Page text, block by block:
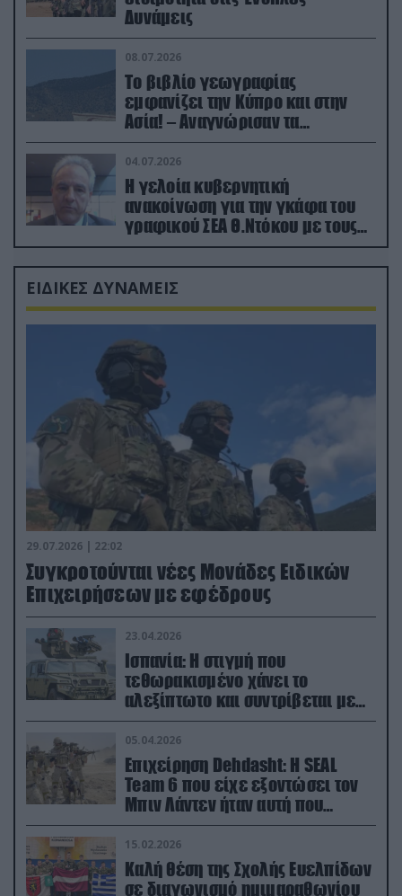
Δυνάμεις
08.07.2026
Το βιβλίο γεωγραφίας
εμφανίζει την Κύπρο και στην
Ασία! – Αναγνώρισαν τα
κατεχόμενα; (φωτο)
04.07.2026
Η γελοία κυβερνητική
ανακοίνωση για την γκάφα του
γραφικού ΣΕΑ Θ.Ντόκου με τους
Ρώσους φαρσέρ
ΕΙΔΙΚΕΣ ΔΥΝΑΜΕΙΣ
29.07.2026 | 22:02
Συγκροτούνται νέες Μονάδες Ειδικών
Επιχειρήσεων με εφέδρους
23.04.2026
Ισπανία: Η στιγμή που
τεθωρακισμένο χάνει το
αλεξίπτωτο και συντρίβεται με
ορμή στο έδαφος (βίντεο)
05.04.2026
Επιχείρηση Dehdasht: Η SEAL
Team 6 που είχε εξοντώσει τον
Μπιν Λάντεν ήταν αυτή που
διέσωσε τον πιλότο του F-15
15.02.2026
Καλή θέση της Σχολής Ευελπίδων
σε διαγωνισμό ημιμαραθωνίου